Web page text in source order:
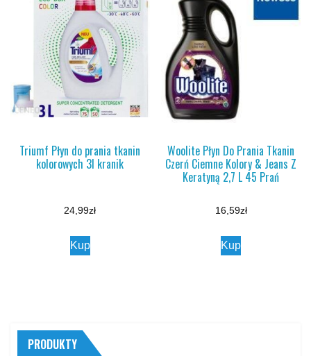
Triumf Płyn do prania tkanin
kolorowych 3l kranik
24,99zł
Kup
Woolite Płyn Do Prania Tkanin
Czerń Ciemne Kolory & Jeans Z
Keratyną 2,7 L 45 Prań
16,59zł
Kup
PRODUKTY